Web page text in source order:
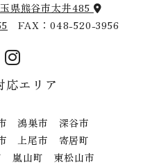
県熊谷市太井485
FAX：048-520-3956
応エリア
鴻巣市 深谷市
上尾市 寄居町
嵐山町 東松山市